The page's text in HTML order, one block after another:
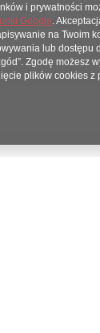
i prywatności
Google.
na Twoim
lub dostępu
Zgodę możesz
plików cookies z